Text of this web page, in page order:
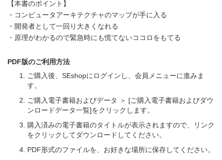
【本書のポイント】
・コンピュータアーキテクチャのマップが手に入る
・開発者として一回り大きくなれる
・原理がわかるので緊急時にも慌てないココロをもてる
PDF版のご利用方法
ご購入後、SEshopにログインし、会員メニューに進みま
す。
ご購入電子書籍およびデータ ＞ [ご購入電子書籍およびダウ
ンロードデータ一覧]をクリックします。
購入済みの電子書籍のタイトルが表示されますので、リンク
をクリックしてダウンロードしてください。
PDF形式のファイルを、お好きな場所に保存してください。